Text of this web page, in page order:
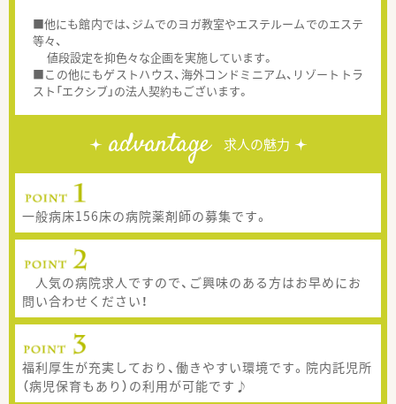
■他にも館内では、ジムでのヨガ教室やエステルームでのエステ
等々、
値段設定を抑色々な企画を実施しています。
■この他にもゲストハウス、海外コンドミニアム、リゾートトラ
スト「エクシブ」の法人契約もございます。
advantage 求人の魅力
一般病床156床の病院薬剤師の募集です。
人気の病院求人ですので、ご興味のある方はお早めにお
問い合わせください！
福利厚生が充実しており、働きやすい環境です。院内託児所
（病児保育もあり）の利用が可能です♪